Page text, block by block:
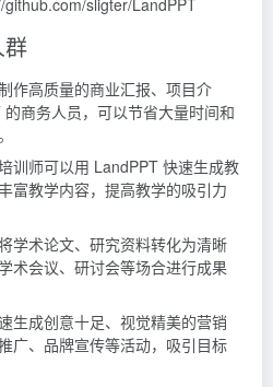
github.com/sligter/LandPPT
作高质量的商业汇报、项目介
商务人员，可以节省大量时间和
训师可以用 LandPPT 快速生成教
富教学内容，提高教学的吸引力
学术论文、研究资料转化为清晰
术会议、研讨会等场合进行成果
生成创意十足、视觉精美的营销
广、品牌宣传等活动，吸引目标